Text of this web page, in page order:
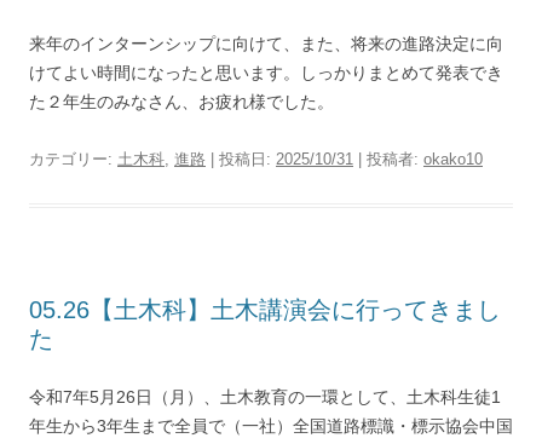
来年のインターンシップに向けて、また、将来の進路決定に向
けてよい時間になったと思います。しっかりまとめて発表でき
た２年生のみなさん、お疲れ様でした。
カテゴリー: 土木科, 進路 | 投稿日: 2025/10/31 投稿者: okako10
05.26【土木科】土木講演会に行ってきまし
た
令和7年5月26日（月）、土木教育の一環として、土木科生徒1
年生から3年生まで全員で（一社）全国道路標識・標示協会中国